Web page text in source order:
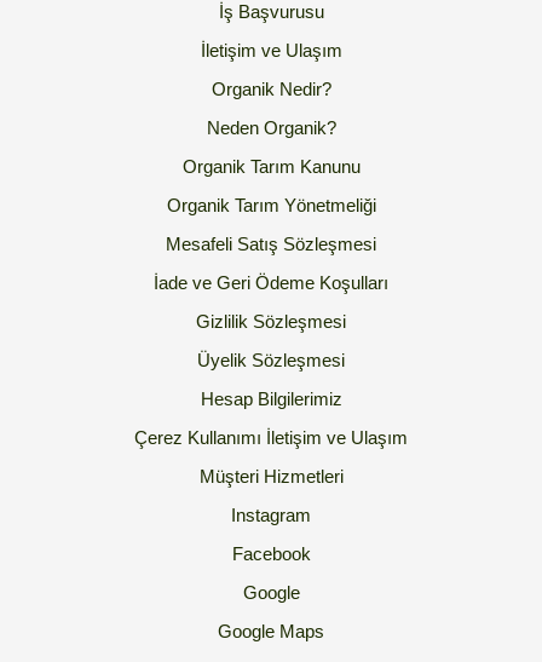
İş Başvurusu
İletişim ve Ulaşım
Organik Nedir?
Neden Organik?
Organik Tarım Kanunu
Organik Tarım Yönetmeliği
Mesafeli Satış Sözleşmesi
İade ve Geri Ödeme Koşulları
Gizlilik Sözleşmesi
Üyelik Sözleşmesi
Hesap Bilgilerimiz
Çerez Kullanımı İletişim ve Ulaşım
Müşteri Hizmetleri
Instagram
Facebook
Google
Google Maps